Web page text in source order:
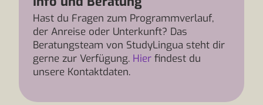
Hast du Fragen zum Programmverlauf,
der Anreise oder Unterkunft? Das
Beratungsteam von StudyLingua steht dir
gerne zur Verfügung. Hier findest du
unsere Kontaktdaten.